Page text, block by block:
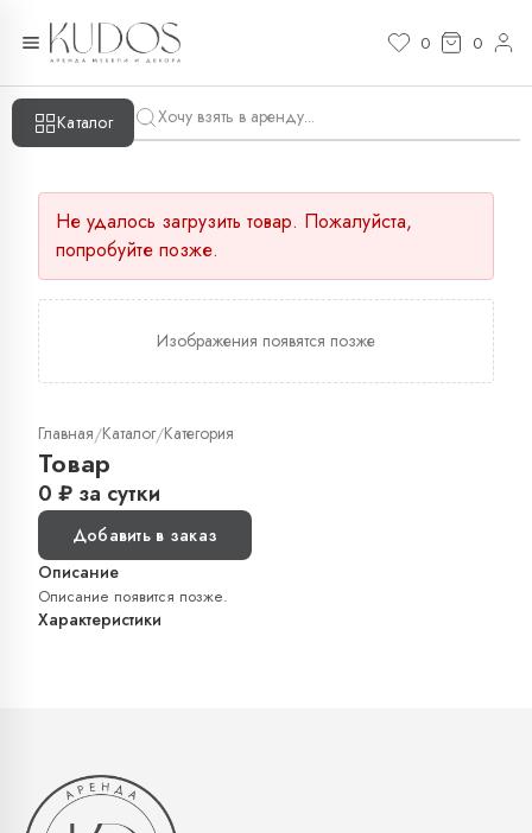
0 0
Каталог
Не удалось загрузить товар. Пожалуйста,
попробуйте позже.
Изображения появятся позже
Главная/Каталог/Категория
Товар
0 ₽ за сутки
Добавить в заказ
Описание
Описание появится позже.
Характеристики